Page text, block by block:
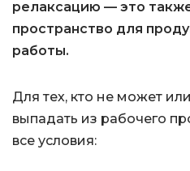
релаксацию — это
пространство для
работы.
Для тех, кто не может
выпадать из рабочего
все условия: